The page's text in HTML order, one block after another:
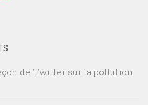
de Twitter sur la pollution